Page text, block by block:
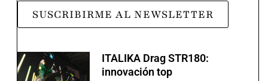
SUSCRIBIRME AL NEWSLETTER
ITALIKA Drag STR180:
innovación top